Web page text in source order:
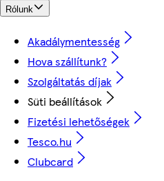
Rólunk
Akadálymentesség
Hova szállítunk?
Szolgáltatás díjak
Süti beállítások
Fizetési lehetőségek
Tesco.hu
Clubcard